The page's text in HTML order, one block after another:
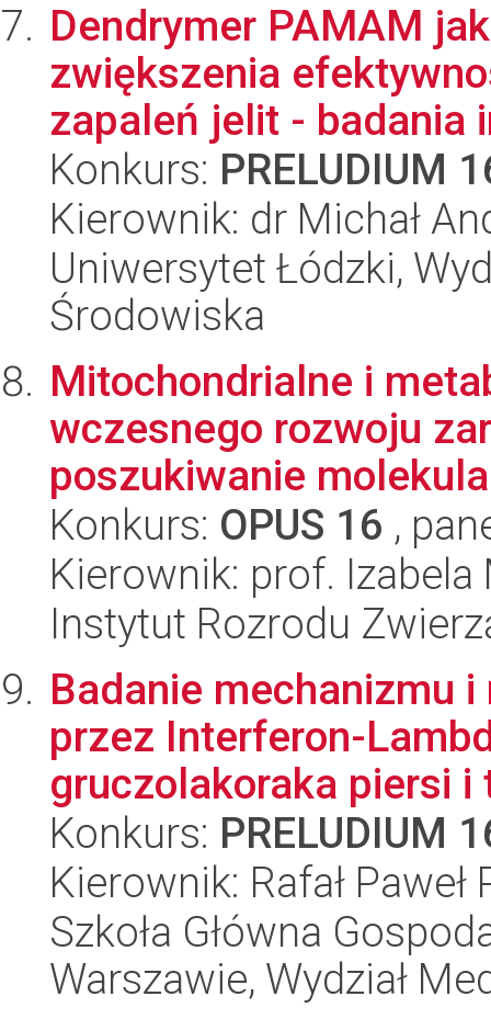
Dendrymer PAMAM
zwiększenia
zapaleń jelit - badania
Konkurs: PRELUDIUM
Kierownik: dr Michał
Uniwersytet Łódzki,
Środowiska
Mitochondrialne i
wczesnego rozwoju
poszukiwanie
Konkurs: OPUS 16 ,
Kierownik: prof.
Instytut Rozrodu
Badanie mechanizmu
przez Interferon-
gruczolakoraka piersi
Konkurs: PRELUDIUM
Kierownik: Rafał Paweł
Szkoła Główna
Warszawie, Wydział